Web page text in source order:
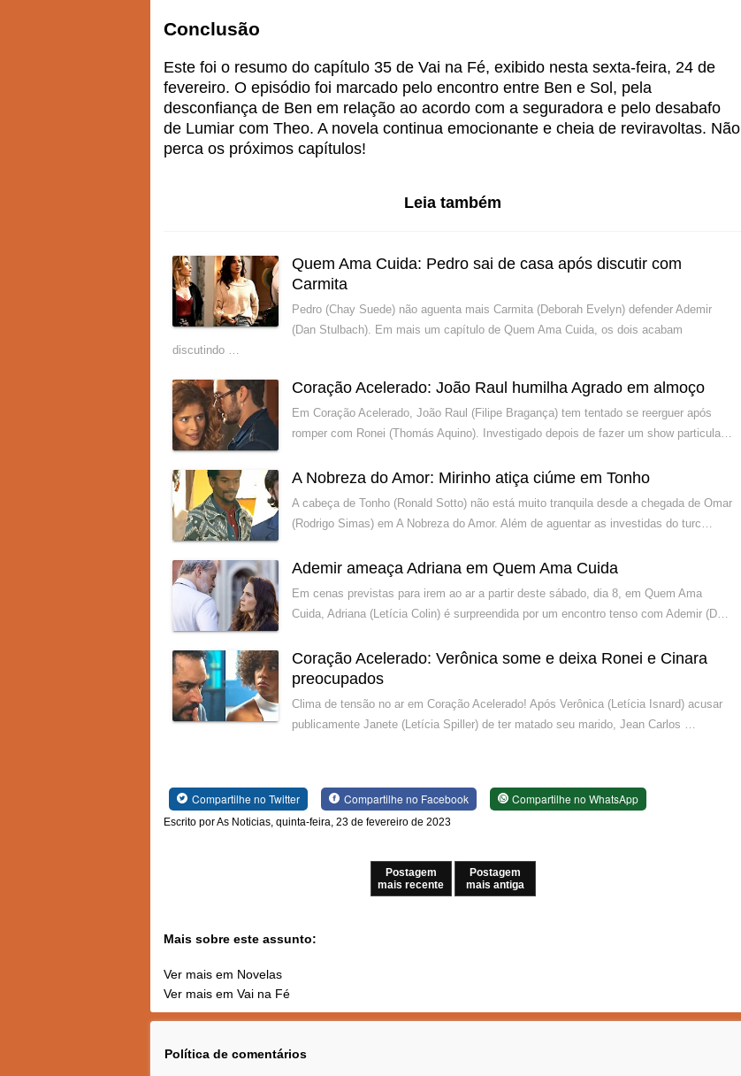
Conclusão
Este foi o resumo do capítulo 35 de Vai na Fé, exibido nesta sexta-feira, 24 de
fevereiro. O episódio foi marcado pelo encontro entre Ben e Sol, pela
desconfiança de Ben em relação ao acordo com a seguradora e pelo desabafo
de Lumiar com Theo. A novela continua emocionante e cheia de reviravoltas. Não
perca os próximos capítulos!
Leia também
Quem Ama Cuida: Pedro sai de casa após discutir com
Carmita
Pedro (Chay Suede) não aguenta mais Carmita (Deborah Evelyn) defender Ademir
(Dan Stulbach). Em mais um capítulo de Quem Ama Cuida, os dois acabam
discutindo …
Coração Acelerado: João Raul humilha Agrado em almoço
Em Coração Acelerado, João Raul (Filipe Bragança) tem tentado se reerguer após
romper com Ronei (Thomás Aquino). Investigado depois de fazer um show particula…
A Nobreza do Amor: Mirinho atiça ciúme em Tonho
A cabeça de Tonho (Ronald Sotto) não está muito tranquila desde a chegada de Omar
(Rodrigo Simas) em A Nobreza do Amor. Além de aguentar as investidas do turc…
Ademir ameaça Adriana em Quem Ama Cuida
Em cenas previstas para irem ao ar a partir deste sábado, dia 8, em Quem Ama
Cuida, Adriana (Letícia Colin) é surpreendida por um encontro tenso com Ademir (D…
Coração Acelerado: Verônica some e deixa Ronei e Cinara
preocupados
Clima de tensão no ar em Coração Acelerado! Após Verônica (Letícia Isnard) acusar
publicamente Janete (Letícia Spiller) de ter matado seu marido, Jean Carlos …
Compartilhe no Twitter Compartilhe no Facebook Compartilhe no WhatsApp
Escrito por As Noticias, quinta-feira, 23 de fevereiro de 2023
Postagem
mais recente
Postagem
mais antiga
Mais sobre este assunto:
Ver mais em Novelas
Ver mais em Vai na Fé
Política de comentários